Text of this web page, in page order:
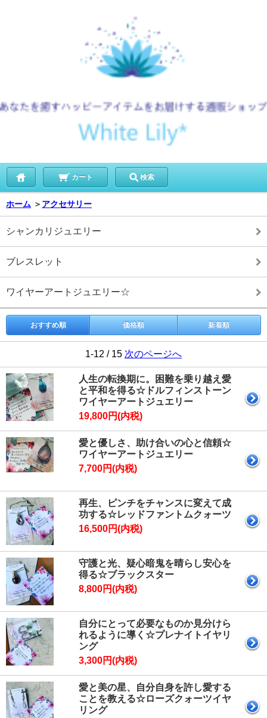
カート 検索
ホーム ＞ アクセサリー
シャンカリジュエリー
ブレスレット
ワイヤーアートジュエリー☆
おすすめ順 価格順 新着順
1-12 / 15 次のページへ
人生の転換期に。困難を乗り越え愛
と平和を得る☆ドルフィンストーン
ワイヤーアートジュエリー
19,800円(内税)
愛と優しさ、助け合いの心と信頼☆
ワイヤーアートジュエリー
7,700円(内税)
再生、ピンチをチャンスに変えて成
功する☆レッドファントムクォーツ
16,500円(内税)
守護と光、疑心暗鬼を晴らし安心を
得る☆ブラックスター
8,800円(内税)
自分にとって必要なものか見分けら
れるように導く☆プレナイトイヤリ
ング
3,300円(内税)
愛と美の星、自分自身を許し愛する
ことを教える☆ローズクォーツイヤ
リング